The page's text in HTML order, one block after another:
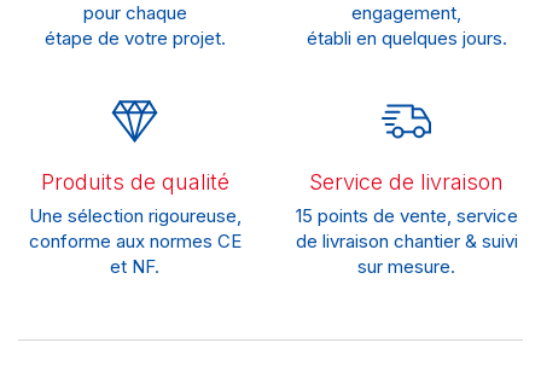
pour chaque
étape de votre projet.
engagement,
établi en quelques jours.
Produits de qualité
Une sélection rigoureuse,
conforme aux normes CE
et NF.
Service de livraison
15 points de vente, service
de livraison chantier & suivi
sur mesure.